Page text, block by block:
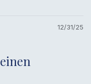
12/31/25